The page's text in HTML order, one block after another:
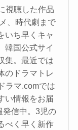
視聴した作品
、時代劇まで
いち早くキャ
韓国公式サイ
集。最近では
のドラマトレ
ラマ.comでは
い情報をお届
発信中。3児の
べく早く新作